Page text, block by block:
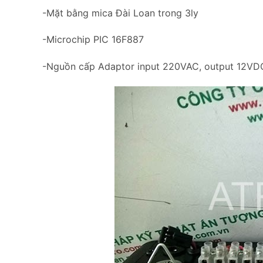
-Mặt bằng mica Đài Loan trong 3ly
-Microchip PIC 16F887
-Nguồn cấp Adaptor input 220VAC, output